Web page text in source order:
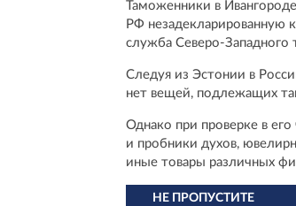
Таможенники в
РФ незадекларированную
служба Северо-Западного
Следуя из Эстонии в
нет вещей, подлежащих
Однако при проверке в
и пробники духов,
иные товары различных
НЕ ПРОПУСТИТЕ